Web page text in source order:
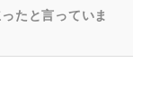
たと言っていま